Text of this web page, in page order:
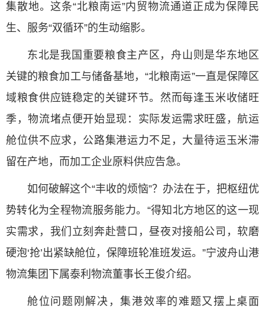
集散地。这条“北粮南运”内贸物流通道正成为保障民
生、服务“双循环”的生动缩影。
东北是我国重要粮食主产区，舟山则是华东地区
关键的粮食加工与储备基地，“北粮南运”一直是保障区
域粮食供应链稳定的关键环节。然而每逢玉米收储旺
季，物流堵点便开始显现：实际发运需求旺盛，航运
舱位供不应求，公路集港运力不足，大量待运玉米滞
留在产地，而加工企业原料供应告急。
如何破解这个“丰收的烦恼”？办法在于，把枢纽优
势转化为全程物流服务能力。“得知北方地区的这一现
实需求，我们立刻奔赴营口，昼夜对接船公司，软磨
硬泡‘抢’出紧缺舱位，保障班轮准班发运。”宁波舟山港
物流集团下属泰利物流董事长王俊介绍。
舱位问题刚解决，集港效率的难题又摆上桌面